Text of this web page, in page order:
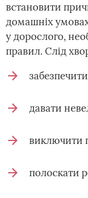
встановити
домашніх
у дорослого,
правил. Слід
давати
виключити
полоскати